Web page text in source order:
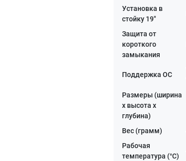
Установка в
стойку 19"
Защита от
короткого
замыкания
Поддержка ОС
Размеры (ширина
x высота x
глубина)
Вес (грамм)
Рабочая
температура (°C)